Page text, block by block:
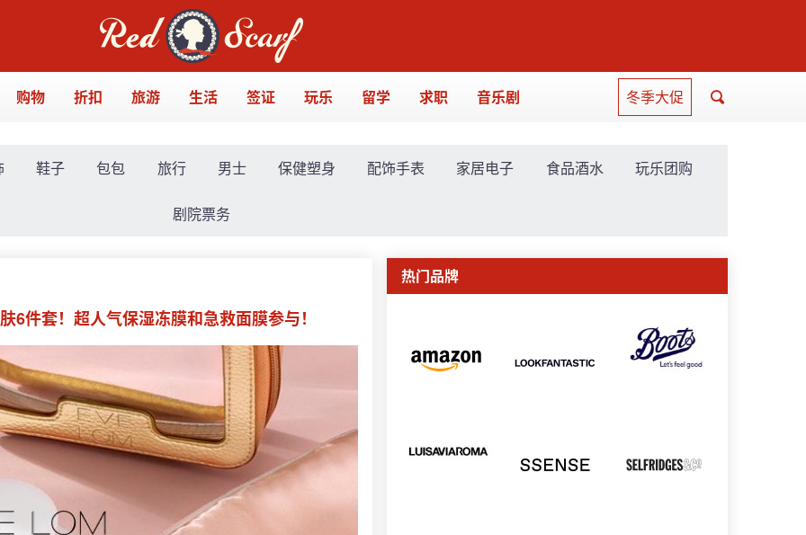
购物 折扣 旅游 生活 签证 玩乐 留学 求职 音乐剧 冬季大促
鞋子 包包 旅行 男士 保健塑身 配饰手表 家居电子 食品酒水 玩乐团购
剧院票务
件套！超人气保湿冻膜和急救面膜参与！
热门品牌